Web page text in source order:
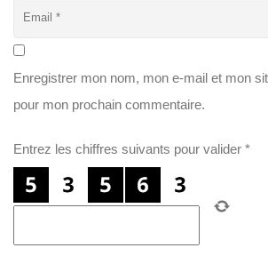
Enregistrer mon nom, mon e-mail et mon
pour mon prochain commentaire.
Entrez les chiffres suivants pour valider *